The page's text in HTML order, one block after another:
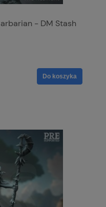
- DM Stash
Do koszyka